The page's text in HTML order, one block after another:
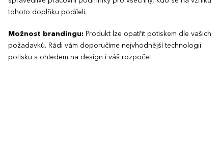
tohoto doplňku podíleli.
Možnost brandingu: Produkt lze opatřit potiskem dle vašich
požadavků. Rádi vám doporučíme nejvhodnější technologii
potisku s ohledem na design i váš rozpočet.